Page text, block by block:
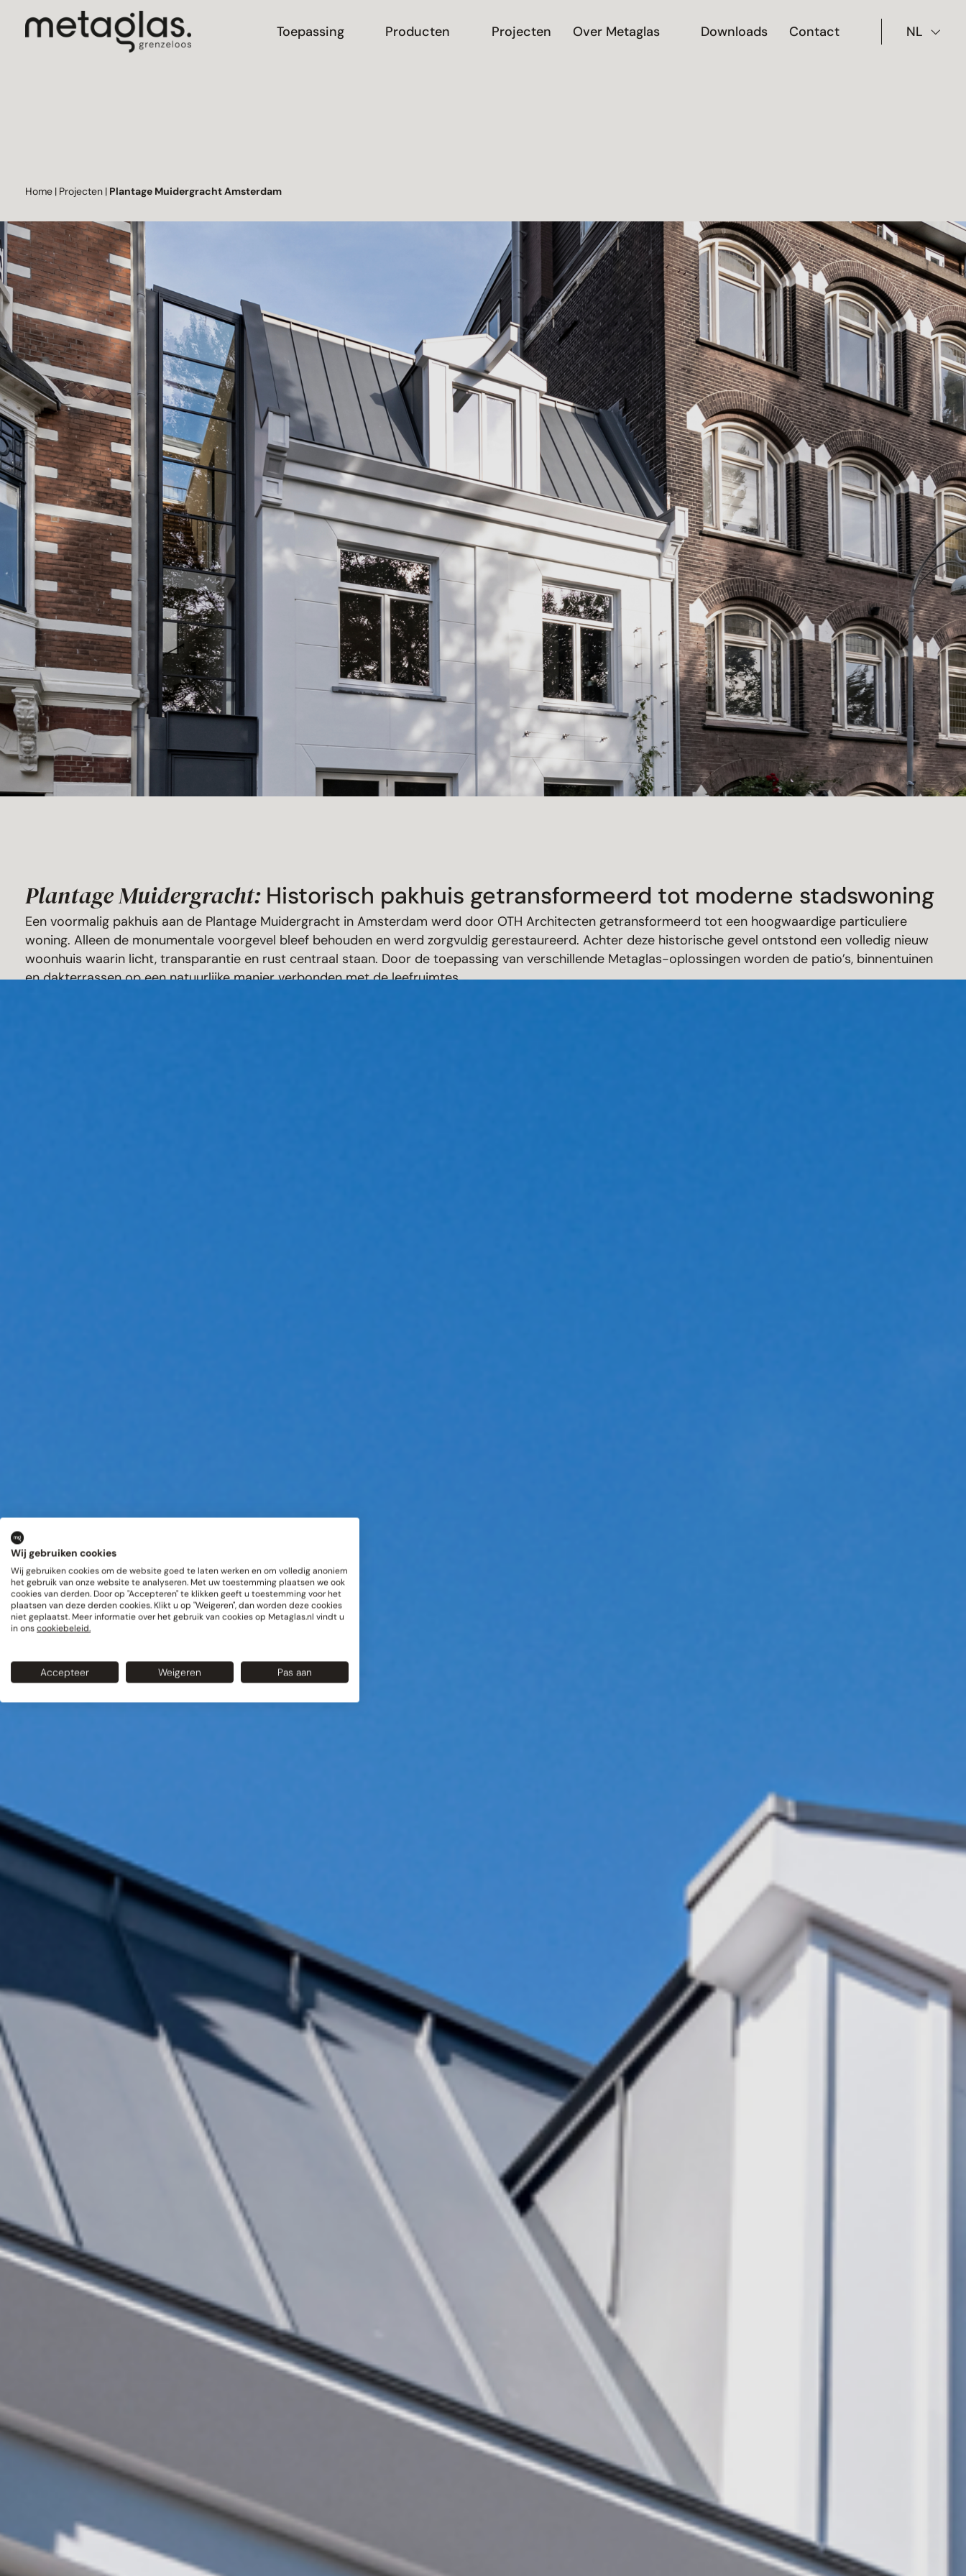
Toepassing Producten Projecten Over Metaglas Downloads Contact NL
Home | Projecten | Plantage Muidergracht Amsterdam
Plantage Muidergracht: Historisch pakhuis getransformeerd tot moderne stadswoning
Een voormalig pakhuis aan de Plantage Muidergracht in Amsterdam werd door OTH Architecten getransformeerd tot een hoogwaardige particuliere
woning. Alleen de monumentale voorgevel bleef behouden en werd zorgvuldig gerestaureerd. Achter deze historische gevel ontstond een volledig nieuw
woonhuis waarin licht, transparantie en rust centraal staan. Door de toepassing van verschillende Metaglas-oplossingen worden de patio’s, binnentuinen
en dakterrassen op een natuurlijke manier verbonden met de leefruimtes.
Wij gebruiken cookies
Wij gebruiken cookies om de website goed te laten werken en om volledig anoniem
het gebruik van onze website te analyseren. Met uw toestemming plaatsen we ook
cookies van derden. Door op "Accepteren" te klikken geeft u toestemming voor het
plaatsen van deze derden cookies. Klikt u op "Weigeren", dan worden deze cookies
niet geplaatst. Meer informatie over het gebruik van cookies op Metaglas.nl vindt u
in onscookiebeleid.
Accepteer Weigeren Pas aan